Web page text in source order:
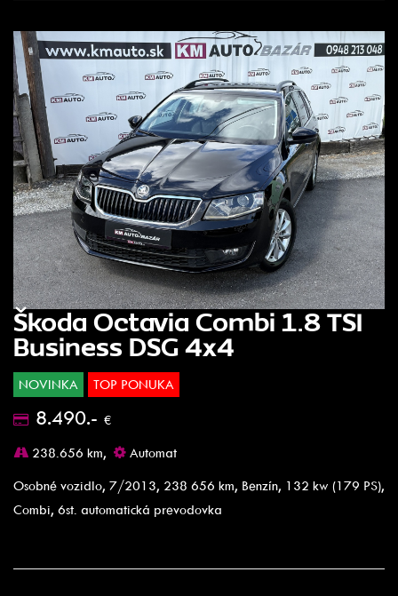
Škoda Octavia Combi 1.8 TSI
Business DSG 4x4
NOVINKA TOP PONUKA
8.490.- €
238.656 km,
Automat
Osobné vozidlo, 7/2013, 238 656 km, Benzín, 132 kw (179 PS),
Combi, 6st. automatická prevodovka